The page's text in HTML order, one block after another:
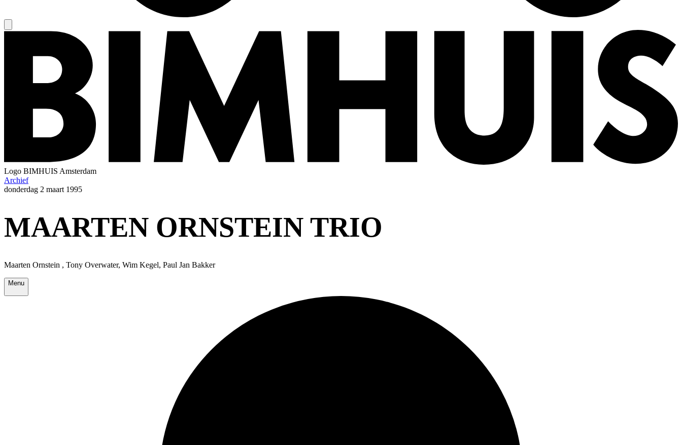
Logo BIMHUIS Amsterdam
Archief
donderdag 2 maart 1995
MAARTEN ORNSTEIN TRIO
Maarten Ornstein , Tony Overwater, Wim Kegel, Paul Jan Bakker
Menu